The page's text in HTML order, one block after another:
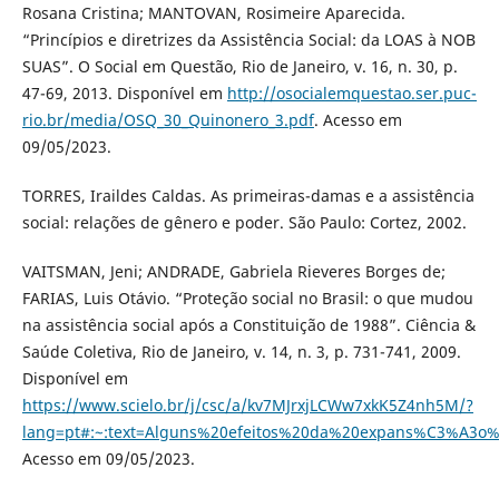
Rosana Cristina; MANTOVAN, Rosimeire Aparecida.
“Princípios e diretrizes da Assistência Social: da LOAS à NOB
SUAS”. O Social em Questão, Rio de Janeiro, v. 16, n. 30, p.
47-69, 2013. Disponível em http://osocialemquestao.ser.puc-
rio.br/media/OSQ_30_Quinonero_3.pdf. Acesso em
09/05/2023.
TORRES, Iraildes Caldas. As primeiras-damas e a assistência
social: relações de gênero e poder. São Paulo: Cortez, 2002.
VAITSMAN, Jeni; ANDRADE, Gabriela Rieveres Borges de;
FARIAS, Luis Otávio. “Proteção social no Brasil: o que mudou
na assistência social após a Constituição de 1988”. Ciência &
Saúde Coletiva, Rio de Janeiro, v. 14, n. 3, p. 731-741, 2009.
Disponível em
https://www.scielo.br/j/csc/a/kv7MJrxjLCWw7xkK5Z4nh5M/?
Acesso em 09/05/2023.